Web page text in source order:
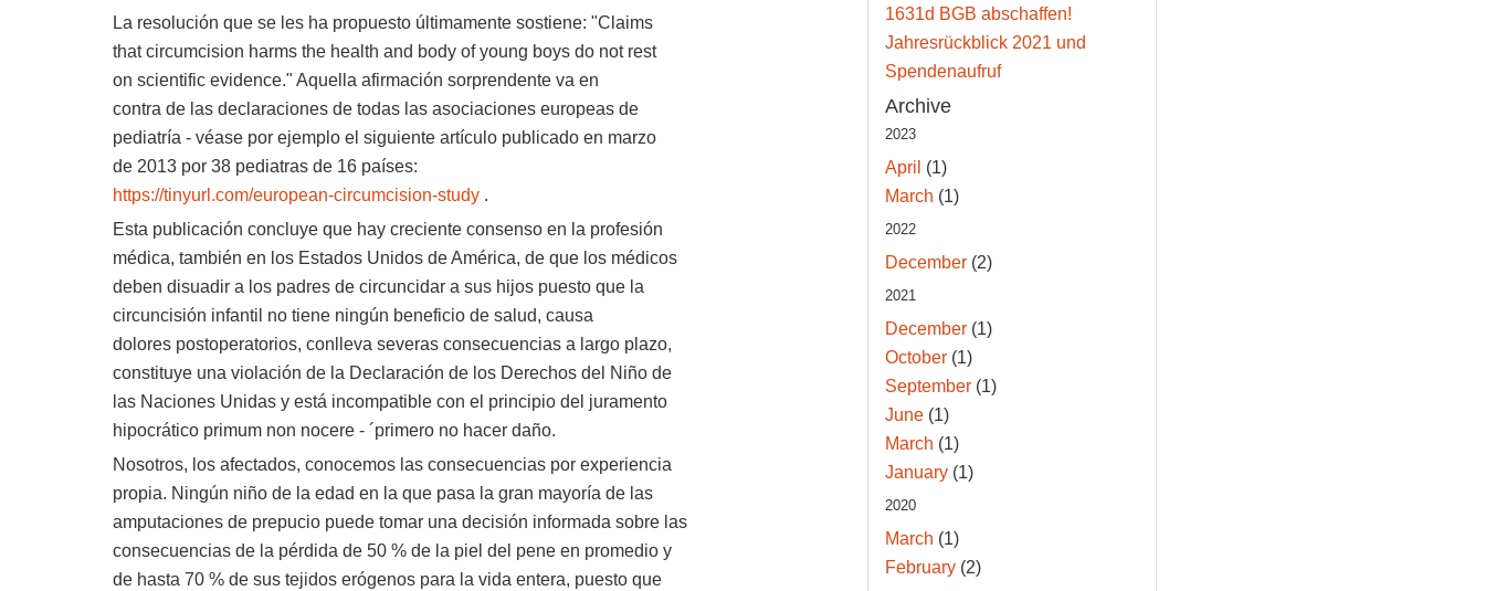
La resolución que se les ha propuesto últimamente sostiene: "Claims
that circumcision harms the health and body of young boys do not rest
on scientific evidence." Aquella afirmación sorprendente va en
contra de las declaraciones de todas las asociaciones europeas de
pediatría - véase por ejemplo el siguiente artículo publicado en marzo
de 2013 por 38 pediatras de 16 países:
https://tinyurl.com/european-circumcision-study .
Esta publicación concluye que hay creciente consenso en la profesión
médica, también en los Estados Unidos de América, de que los médicos
deben disuadir a los padres de circuncidar a sus hijos puesto que la
circuncisión infantil no tiene ningún beneficio de salud, causa
dolores postoperatorios, conlleva severas consecuencias a largo plazo,
constituye una violación de la Declaración de los Derechos del Niño de
las Naciones Unidas y está incompatible con el principio del juramento
hipocrático primum non nocere - ´primero no hacer daño.
Nosotros, los afectados, conocemos las consecuencias por experiencia
propia. Ningún niño de la edad en la que pasa la gran mayoría de las
amputaciones de prepucio puede tomar una decisión informada sobre las
consecuencias de la pérdida de 50 % de la piel del pene en promedio y
de hasta 70 % de sus tejidos erógenos para la vida entera, puesto que
1631d BGB abschaffen!
Jahresrückblick 2021 und
Spendenaufruf
Archive
2023
April (1)
March (1)
2022
December(2)
2021
December(1)
October(1)
September(1)
June(1)
March (1)
January(1)
2020
March (1)
February(2)